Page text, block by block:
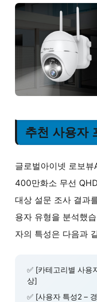
추천 사용자
글로벌아이넷 로보
400만화소 무선
대상 설문 조사 결과
용자 유형을 분석했
자의 특성은 다음과
✅ [카테고리별 사용
상]
✅ [사용자 특성2 –